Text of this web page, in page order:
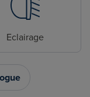
Eclairage